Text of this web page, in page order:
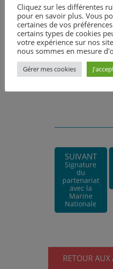
SUIVANT
Signature
du
partenariat
avec la
Marine
Nationale
RETOUR AUX
Cliquez sur les différentes
pour en savoir plus. Vous
certaines de vos
certains types de cookies
votre expérience sur nos
nous sommes en mesure
Gérer mes cookies